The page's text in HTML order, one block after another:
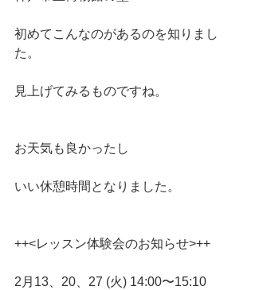
初めてこんなのがあるのを知りまし
た。
見上げてみるものですね。
お天気も良かったし
いい休憩時間となりました。
++<レッスン体験会のお知らせ>++
2月13、20、27 (火) 14:00〜15:10